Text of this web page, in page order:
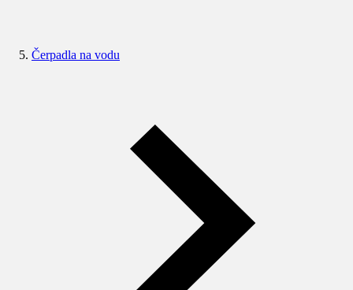
Čerpadla na vodu